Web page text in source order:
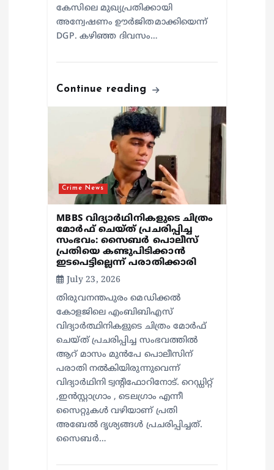
കേസിലെ മുഖ്യപ്രതിക്കായി
അന്വേഷണം ഊർജിതമാക്കിയെന്ന്
DGP. കഴിഞ്ഞ ദിവസം…
Continue reading
Crime News
MBBS വിദ്യാർഥിനികളുടെ ചിത്രം
മോർഫ് ചെയ്ത് പ്രചരിപ്പിച്ച
സംഭവം: സൈബർ പൊലീസ്
പ്രതിയെ കണ്ടുപിടിക്കാൻ
ഇടപെട്ടില്ലെന്ന് പരാതിക്കാരി
July 23, 2026
തിരുവനന്തപുരം മെഡിക്കൽ
കോളജിലെ എംബിബിഎസ്
വിദ്യാർത്ഥിനികളുടെ ചിത്രം മോർഫ്
ചെയ്ത് പ്രചരിപ്പിച്ച സംഭവത്തിൽ
ആറ് മാസം മുൻപേ പൊലീസിന്
പരാതി നൽകിയിരുന്നുവെന്ന്
വിദ്യാർഥിനി ട്വന്റിഫോറിനോട്. റെഡ്ഡിറ്റ്
,ഇൻസ്റ്റാഗ്രാം , ടെലഗ്രാം എന്നീ
സൈറ്റുകൾ വഴിയാണ് പ്രതി
അബേൽ ദൃശ്യങ്ങൾ പ്രചരിപ്പിച്ചത്.
സൈബർ…